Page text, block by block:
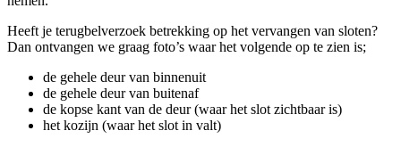
Heeft je terugbelverzoek betrekking op het vervangen van sloten?
Dan ontvangen we graag foto’s waar het volgende op te zien is;
de gehele deur van binnenuit
de gehele deur van buitenaf
de kopse kant van de deur (waar het slot zichtbaar is)
het kozijn (waar het slot in valt)